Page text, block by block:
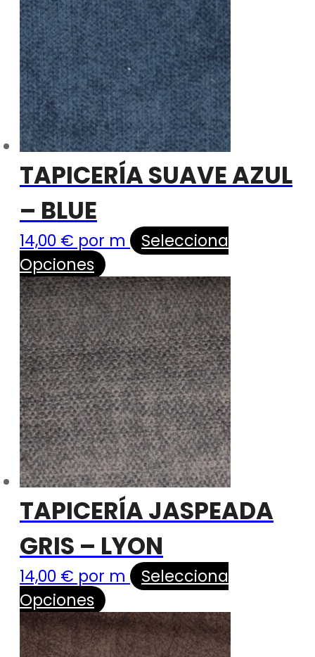
TAPICERÍA SUAVE AZUL
– BLUE
14,00 € por m
Selecciona
Opciones
TAPICERÍA JASPEADA
GRIS – LYON
14,00 € por m
Selecciona
Opciones